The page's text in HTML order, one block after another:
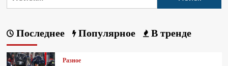
Последнее Популярное В тренде
Разное